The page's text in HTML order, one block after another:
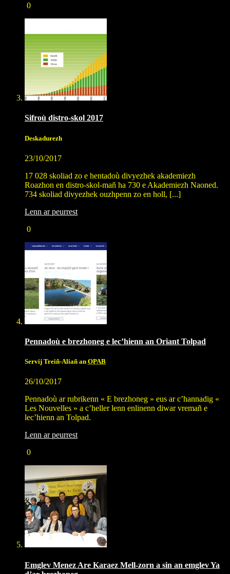
0
Sifroù distro-skol 2017
Deskadurezh
23/10/2017
17 028 skoliad zo e hentadoù divyezhek akademiezh
Roazhon en distro-skol-mañ ha 730 e Akademiezh Naoned.
734 skoliad divyezhek ouzhpenn zo en holl, [...]
Lenn ar peurrest
0
Pennadoù e brezhoneg e lec’hienn an Oriant Tolpad
Servij Treiñ-Aliañ an OPAB
26/10/2017
Pennadoù ar rubrikenn « E brezhoneg » eus ar c’hannadig «
Les Nouvelles » a c’heller lenn enlinenn diwar vremañ e
lec’hienn an Tolpad.
Lenn ar peurrest
0
Emglev Menez Are Karaez Mell-zorn a sin an emglev Ya